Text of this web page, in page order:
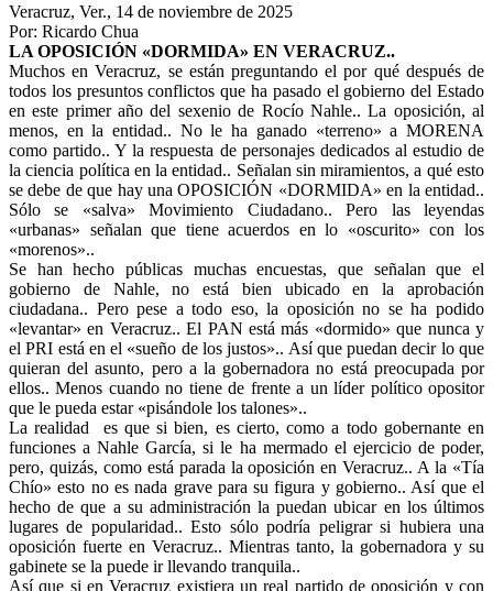
Veracruz, Ver., 14 de noviembre de 2025
Por: Ricardo Chua
LA OPOSICIÓN «DORMIDA» EN VERACRUZ..
Muchos en Veracruz, se están preguntando el por qué después de
todos los presuntos conflictos que ha pasado el gobierno del Estado
en este primer año del sexenio de Rocío Nahle.. La oposición, al
menos, en la entidad.. No le ha ganado «terreno» a MORENA
como partido.. Y la respuesta de personajes dedicados al estudio de
la ciencia política en la entidad.. Señalan sin miramientos, a qué esto
se debe de que hay una OPOSICIÓN «DORMIDA» en la entidad..
Sólo se «salva» Movimiento Ciudadano.. Pero las leyendas
«urbanas» señalan que tiene acuerdos en lo «oscurito» con los
«morenos»..
Se han hecho públicas muchas encuestas, que señalan que el
gobierno de Nahle, no está bien ubicado en la aprobación
ciudadana.. Pero pese a todo eso, la oposición no se ha podido
«levantar» en Veracruz.. El PAN está más «dormido» que nunca y
el PRI está en el «sueño de los justos».. Así que puedan decir lo que
quieran del asunto, pero a la gobernadora no está preocupada por
ellos.. Menos cuando no tiene de frente a un líder político opositor
que le pueda estar «pisándole los talones»..
La realidad es que si bien, es cierto, como a todo gobernante en
funciones a Nahle García, si le ha mermado el ejercicio de poder,
pero, quizás, como está parada la oposición en Veracruz.. A la «Tía
Chío» esto no es nada grave para su figura y gobierno.. Así que el
hecho de que a su administración la puedan ubicar en los últimos
lugares de popularidad.. Esto sólo podría peligrar si hubiera una
oposición fuerte en Veracruz.. Mientras tanto, la gobernadora y su
gabinete se la puede ir llevando tranquila..
Así que si en Veracruz existiera un real partido de oposición y con